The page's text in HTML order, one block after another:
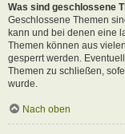
Was sind geschlossene
Geschlossene Themen
kann und bei denen eine
Themen können aus
gesperrt werden.
Themen zu schließen,
wurde.
Nach oben